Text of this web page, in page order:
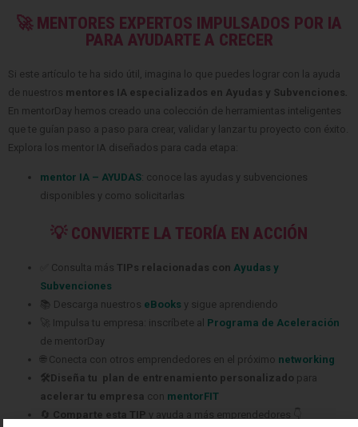
🚀 MENTORES EXPERTOS IMPULSADOS POR IA
PARA AYUDARTE A CRECER
Si este artículo te ha sido útil, imagina lo que puedes lograr con la ayuda
de nuestros mentores IA especializados en Ayudas y Subvenciones.
En mentorDay hemos creado una colección de herramientas inteligentes
que te guían paso a paso para crear, validar y lanzar tu proyecto con éxito.
Explora los mentor IA diseñados para cada etapa:
mentor IA – AYUDAS : conoce las ayudas y subvenciones
disponibles y como solicitarlas
💡 CONVIERTE LA TEORÍA EN ACCIÓN
✅ Consulta más TIPs relacionadas con Ayudas y
Subvenciones
📚 Descarga nuestros eBooks y sigue aprendiendo
🚀 Impulsa tu empresa: inscríbete al Programa de Aceleración
de mentorDay
🌐 Conecta con otros emprendedores en el próximo networking
🛠️Diseña tu plan de entrenamiento personalizado para
acelerar tu empresa con mentorFIT
🔄 Comparte esta TIP y ayuda a más emprendedores 👇